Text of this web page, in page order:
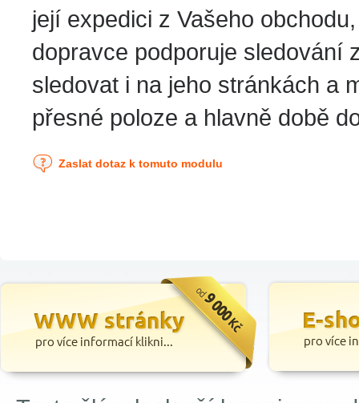
její expedici z Vašeho
dopravce podporuje sledování
sledovat i na jeho stránkách a
přesné poloze a hlavně době
Zaslat dotaz k tomuto modulu